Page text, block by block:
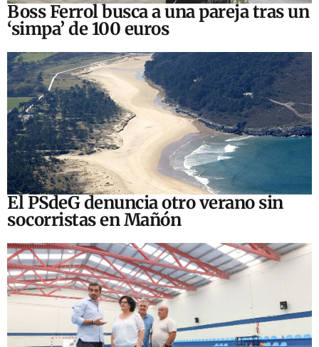
Boss Ferrol busca a una pareja tras un
‘simpa’ de 100 euros
El PSdeG denuncia otro verano sin
socorristas en Mañón